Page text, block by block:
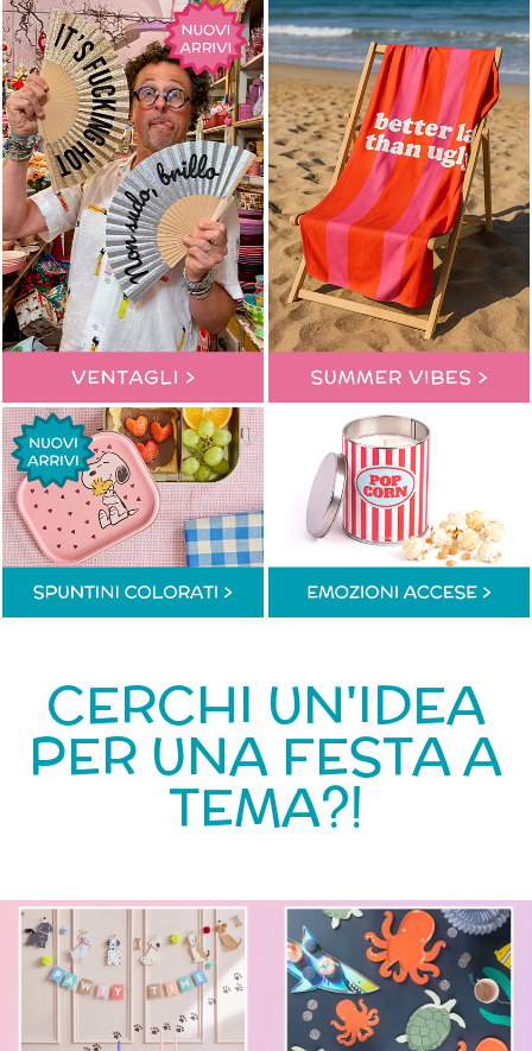
CERCHI UN'IDEA
PER UNA FESTA A
TEMA?!